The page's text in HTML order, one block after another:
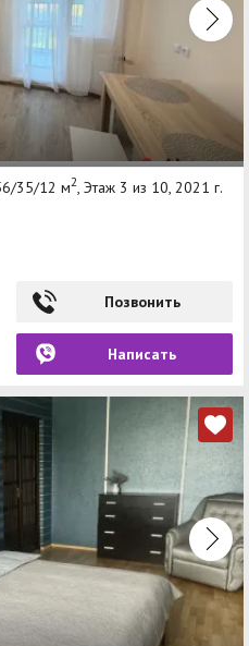
35/12 м2, Этаж 3 из 10, 2021 г.
Позвонить
Написать